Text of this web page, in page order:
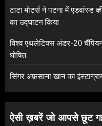
टाटा मोटर्स ने पटना में एडवांस्ड
का उद्घाटन किया
विश्व एथलेटिक्स अंडर-20
घोषित
सिंगर अफ़साना खान का
ऐसी ख़बरें जो आपसे छूट